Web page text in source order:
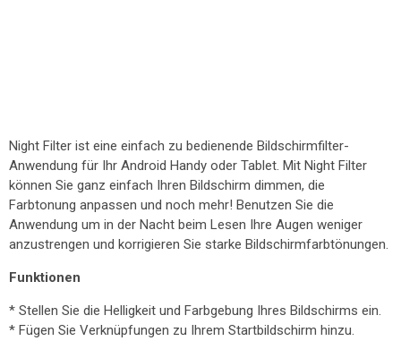
Night Filter ist eine einfach zu bedienende Bildschirmfilter-
Anwendung für Ihr Android Handy oder Tablet. Mit Night Filter
können Sie ganz einfach Ihren Bildschirm dimmen, die
Farbtonung anpassen und noch mehr! Benutzen Sie die
Anwendung um in der Nacht beim Lesen Ihre Augen weniger
anzustrengen und korrigieren Sie starke Bildschirmfarbtönungen.
Funktionen
* Stellen Sie die Helligkeit und Farbgebung Ihres Bildschirms ein.
* Fügen Sie Verknüpfungen zu Ihrem Startbildschirm hinzu.